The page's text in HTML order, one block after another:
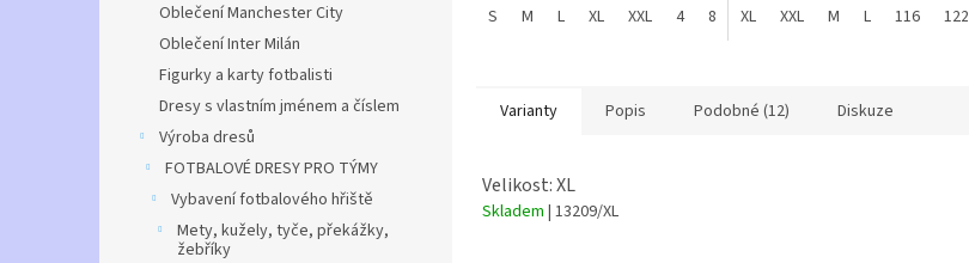
Oblečení Manchester City
Oblečení Inter Milán
Figurky a karty fotbalisti
Dresy s vlastním jménem a číslem
Výroba dresů
FOTBALOVÉ DRESY PRO TÝMY
Vybavení fotbalového hřiště
Mety, kužely, tyče, překážky,
žebříky
Materiál
100% polyester
S M L XL XXL 4 8 12 16
je určená pro příjemnější
a velikosti dospělé od S do
XL XXL M L 116 122
Varianty Popis Podobné (12) Diskuze
Velikost: XL
Skladem | 13209/XL